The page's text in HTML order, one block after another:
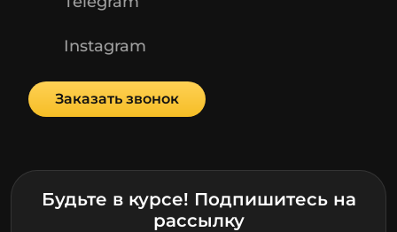
Instagram
Заказать звонок
Будьте в курсе! Подпишитесь на
рассылку